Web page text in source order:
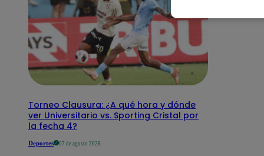
Torneo Clausura: ¿A qué hora y dónde
ver Universitario vs. Sporting Cristal por
la fecha 4?
Deportes 07 de agosto 2026